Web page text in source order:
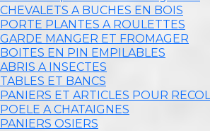
CHEVALETS A BUCHES EN BOIS
PORTE PLANTES A ROULETTES
GARDE MANGER ET FROMAGER
BOITES EN PIN EMPILABLES
ABRIS A INSECTES
TABLES ET BANCS
PANIERS ET ARTICLES POUR
POELE A CHATAIGNES
PANIERS OSIERS